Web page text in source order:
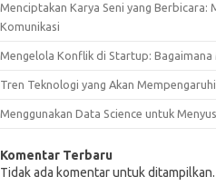
Menciptakan Karya Seni yang Berbicara:
Komunikasi
Mengelola Konflik di Startup: Bagaimana
Tren Teknologi yang Akan
Menggunakan Data Science untuk
Komentar Terbaru
Tidak ada komentar untuk ditampilkan.